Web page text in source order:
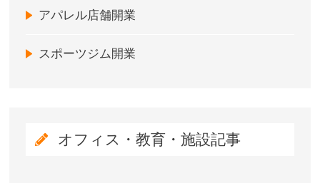
アパレル店舗開業
スポーツジム開業
オフィス・教育・施設記事